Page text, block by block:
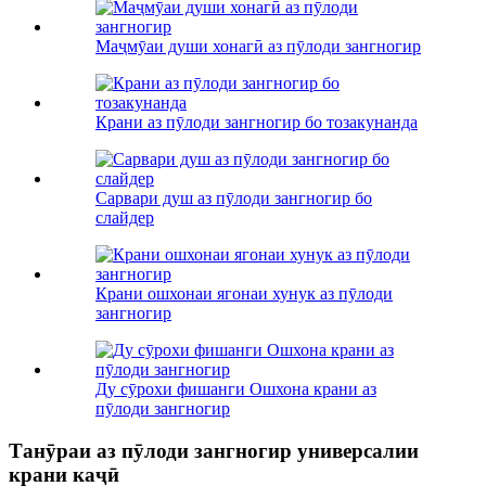
Маҷмӯаи души хонагӣ аз пӯлоди зангногир
Крани аз пӯлоди зангногир бо тозакунанда
Сарвари душ аз пӯлоди зангногир бо
слайдер
Крани ошхонаи ягонаи хунук аз пӯлоди
зангногир
Ду сӯрохи фишанги Ошхона крани аз
пӯлоди зангногир
Танӯраи аз пӯлоди зангногир универсалии
крани каҷӣ